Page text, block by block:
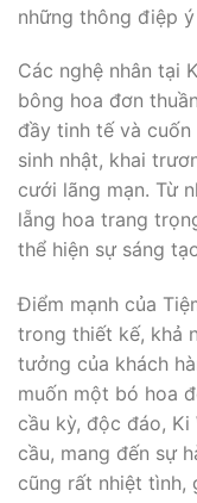
những thông điệp
Các nghệ nhân tại
bông hoa đơn
đầy tinh tế và
sinh nhật, khai
cưới lãng mạn. Từ
lẵng hoa trang
thể hiện sự sáng
Điểm mạnh của
trong thiết kế, khả
tưởng của khách
muốn một bó hoa
cầu kỳ, độc đáo,
cầu, mang đến sự
cũng rất nhiệt tình,